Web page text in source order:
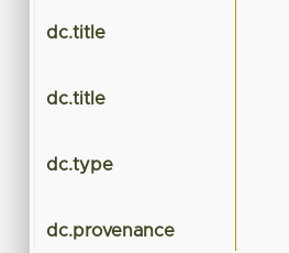
dc.title
dc.title
dc.type
dc.provenance